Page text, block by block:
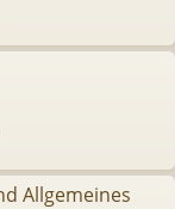
Allgemeines